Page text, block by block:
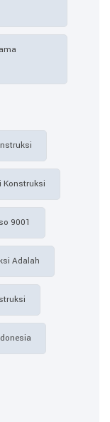
Konstruksi
9001
Adalah